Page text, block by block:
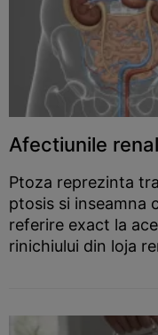
Afectiunile
Ptoza reprezinta
ptosis si inseamna
referire exact la
rinichiului din loja